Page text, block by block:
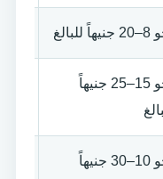
للبالغ
نحو 15–25 جنيهاً
نحو 10–30 جنيهاً